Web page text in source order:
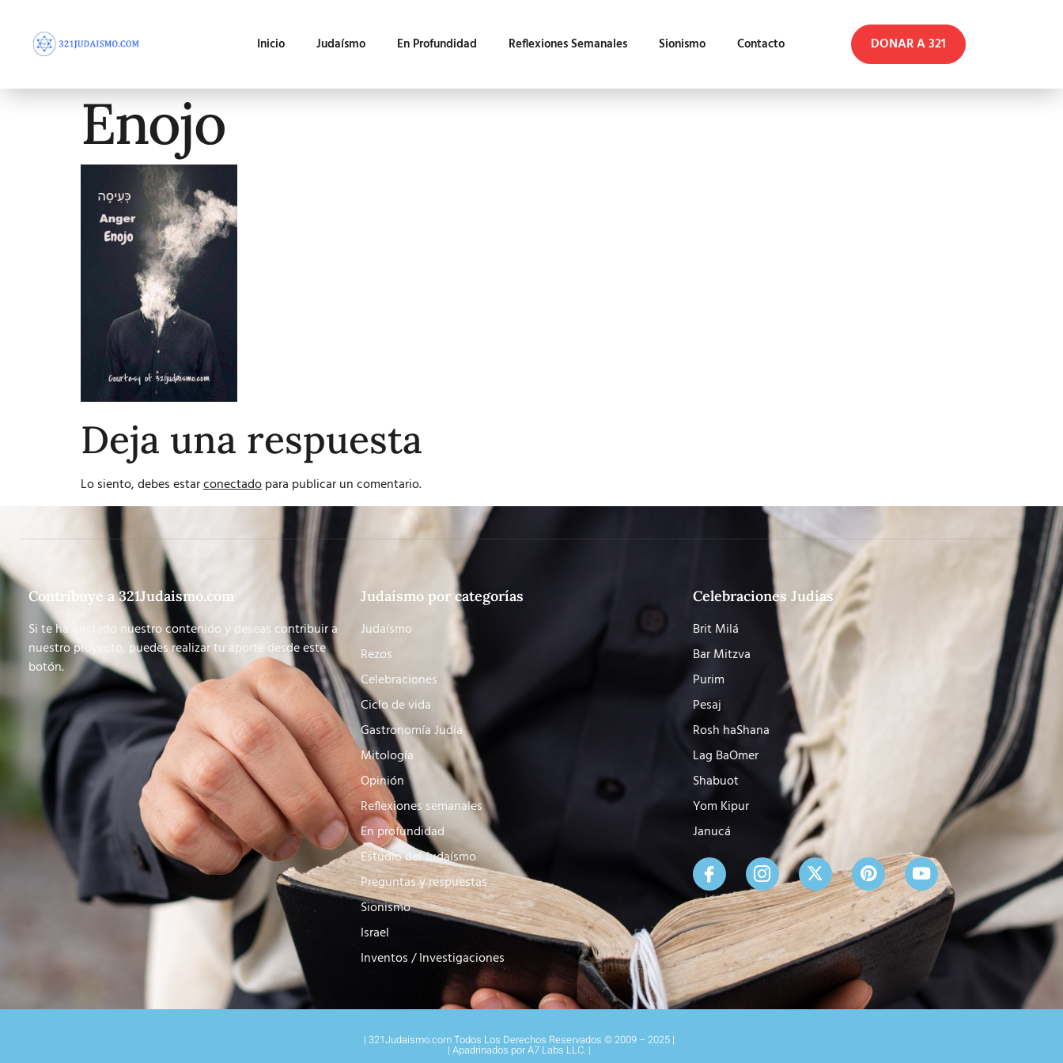
Inicio Judaísmo En Profundidad Reflexiones Semanales Sionismo Contacto DONAR A 321
Enojo
Deja una respuesta
Lo siento, debes estarconectadopara publicar un comentario.
Contribuye a 321Judaismo.com
Si te ha gustado nuestro contenido y deseas contribuir a
nuestro proyecto, puedes realizar tu aporte desde este
botón.
Judaísmo por categorías
Judaísmo
Rezos
Celebraciones
Ciclo de vida
Gastronomía Judía
Mitología
Opinión
Reflexiones semanales
En profundidad
Estudio del Judaísmo
Preguntas y respuestas
Sionismo
Israel
Inventos / Investigaciones
Celebraciones Judías
Brit Milá
Bar Mitzva
Purim
Pesaj
Rosh haShana
Lag BaOmer
Shabuot
Yom Kipur
Janucá
| 321Judaismo.com Todos Los Derechos Reservados © 2009 – 2025 |
| Apadrinados por A7 Labs LLC. |